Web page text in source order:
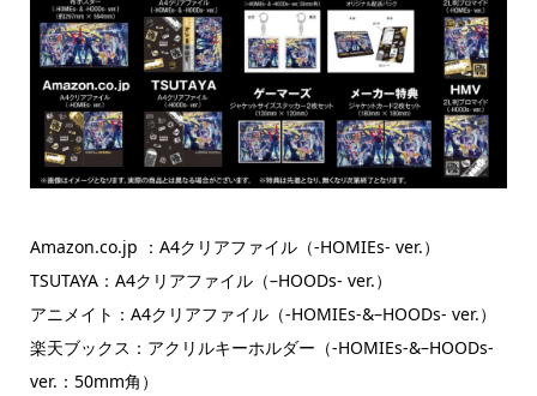
Amazon.co.jp ：A4クリアファイル（-HOMIEs- ver.）
TSUTAYA：A4クリアファイル（–HOODs- ver.）
アニメイト：A4クリアファイル（-HOMIEs-&–HOODs- ver.）
楽天ブックス：アクリルキーホルダー（-HOMIEs-&–HOODs-
ver.：50mm角）